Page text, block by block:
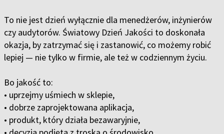
To nie jest dzień wyłącznie dla menedżerów, inżynierów
czy audytorów. Światowy Dzień Jakości to doskonała
okazja, by zatrzymać się i zastanowić, co możemy robić
lepiej — nie tylko w firmie, ale też w codziennym życiu.
Bo jakość to:
• uprzejmy uśmiech w sklepie,
• dobrze zaprojektowana aplikacja,
• produkt, który działa bezawaryjnie,